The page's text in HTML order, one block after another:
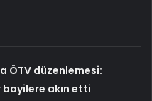
ÖTV düzenlemesi:
akın etti